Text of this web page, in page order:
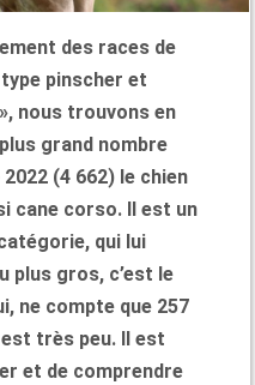
des races de
type pinscher et
nous trouvons en
grand nombre
(4 662) le chien
cane corso. Il est un
qui lui
plus gros, c’est le
ne compte que 257
très peu. Il est
et de comprendre